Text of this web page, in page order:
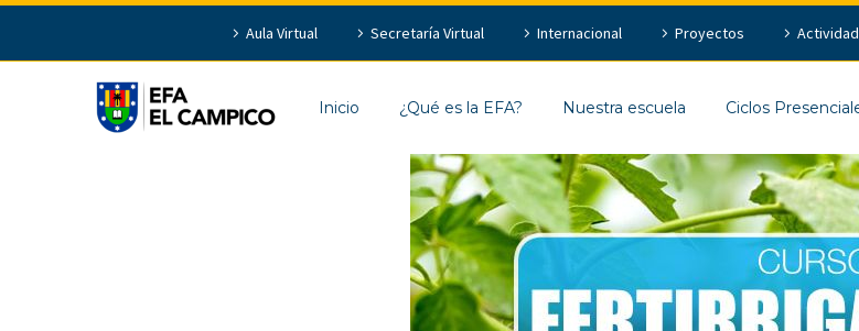
Aula Virtual Secretaría Virtual Internacional Proyectos
Inicio ¿Qué es la EFA? Nuestra escuela Ciclos